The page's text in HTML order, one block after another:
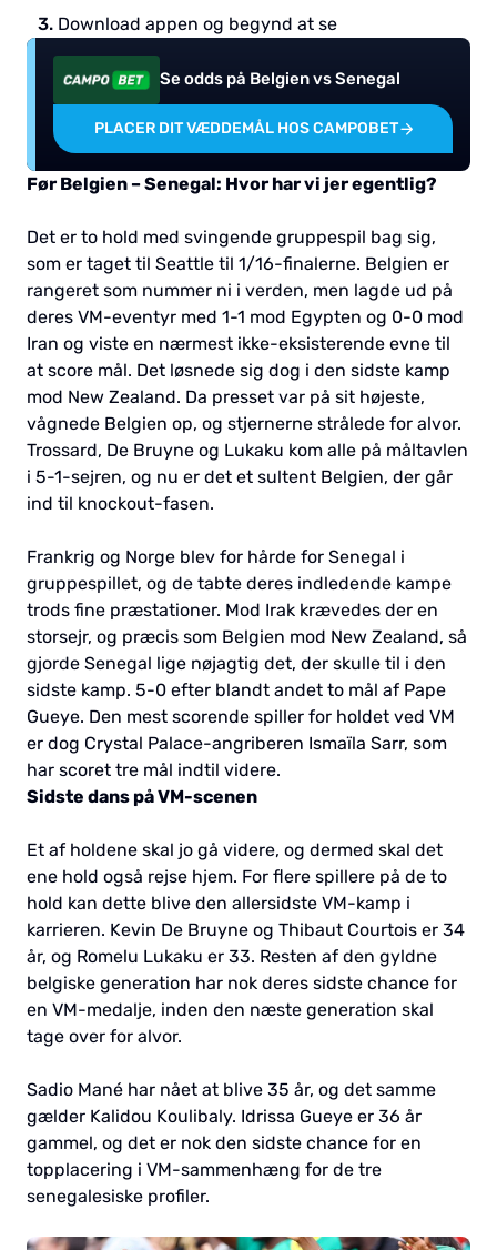
Download appen og begynd at se
Se odds på Belgien vs Senegal
PLACER DIT VÆDDEMÅL HOS CAMPOBET
Før Belgien – Senegal: Hvor har vi jer egentlig?
Det er to hold med svingende gruppespil bag sig,
som er taget til Seattle til 1/16-finalerne. Belgien er
rangeret som nummer ni i verden, men lagde ud på
deres VM-eventyr med 1-1 mod Egypten og 0-0 mod
Iran og viste en nærmest ikke-eksisterende evne til
at score mål. Det løsnede sig dog i den sidste kamp
mod New Zealand. Da presset var på sit højeste,
vågnede Belgien op, og stjernerne strålede for alvor.
Trossard, De Bruyne og Lukaku kom alle på måltavlen
i 5-1-sejren, og nu er det et sultent Belgien, der går
ind til knockout-fasen.
Frankrig og Norge blev for hårde for Senegal i
gruppespillet, og de tabte deres indledende kampe
trods fine præstationer. Mod Irak krævedes der en
storsejr, og præcis som Belgien mod New Zealand, så
gjorde Senegal lige nøjagtig det, der skulle til i den
sidste kamp. 5-0 efter blandt andet to mål af Pape
Gueye. Den mest scorende spiller for holdet ved VM
er dog Crystal Palace-angriberen Ismaïla Sarr, som
har scoret tre mål indtil videre.
Sidste dans på VM-scenen
Et af holdene skal jo gå videre, og dermed skal det
ene hold også rejse hjem. For flere spillere på de to
hold kan dette blive den allersidste VM-kamp i
karrieren. Kevin De Bruyne og Thibaut Courtois er 34
år, og Romelu Lukaku er 33. Resten af den gyldne
belgiske generation har nok deres sidste chance for
en VM-medalje, inden den næste generation skal
tage over for alvor.
Sadio Mané har nået at blive 35 år, og det samme
gælder Kalidou Koulibaly. Idrissa Gueye er 36 år
gammel, og det er nok den sidste chance for en
topplacering i VM-sammenhæng for de tre
senegalesiske profiler.